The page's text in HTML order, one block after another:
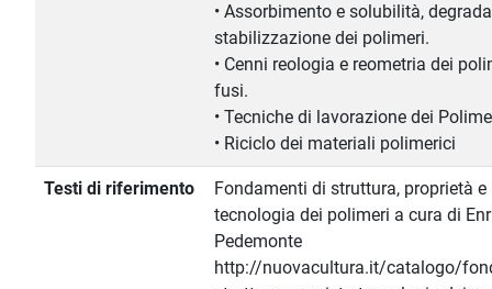
• Assorbimento e solubilità,
stabilizzazione dei polimeri.
• Cenni reologia e reometria dei
fusi.
• Tecniche di lavorazione dei
• Riciclo dei materiali polimerici
Testi di riferimento
Fondamenti di struttura, proprietà e
tecnologia dei polimeri a cura di
Pedemonte
http://nuovacultura.it/catalogo/